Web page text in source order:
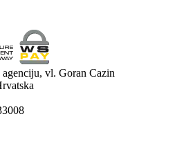
vl. Goran Cazin